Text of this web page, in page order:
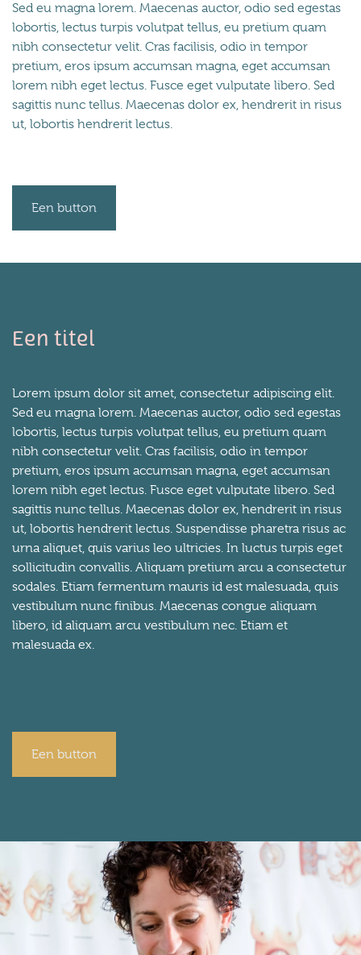
Sed eu magna lorem. Maecenas auctor, odio sed egestas
lobortis, lectus turpis volutpat tellus, eu pretium quam
nibh consectetur velit. Cras facilisis, odio in tempor
pretium, eros ipsum accumsan magna, eget accumsan
lorem nibh eget lectus. Fusce eget vulputate libero. Sed
sagittis nunc tellus. Maecenas dolor ex, hendrerit in risus
ut, lobortis hendrerit lectus.
Een button
Een titel
Lorem ipsum dolor sit amet, consectetur adipiscing elit.
Sed eu magna lorem. Maecenas auctor, odio sed egestas
lobortis, lectus turpis volutpat tellus, eu pretium quam
nibh consectetur velit. Cras facilisis, odio in tempor
pretium, eros ipsum accumsan magna, eget accumsan
lorem nibh eget lectus. Fusce eget vulputate libero. Sed
sagittis nunc tellus. Maecenas dolor ex, hendrerit in risus
ut, lobortis hendrerit lectus. Suspendisse pharetra risus ac
urna aliquet, quis varius leo ultricies. In luctus turpis eget
sollicitudin convallis. Aliquam pretium arcu a consectetur
sodales. Etiam fermentum mauris id est malesuada, quis
vestibulum nunc finibus. Maecenas congue aliquam
libero, id aliquam arcu vestibulum nec. Etiam et
malesuada ex.
Een button